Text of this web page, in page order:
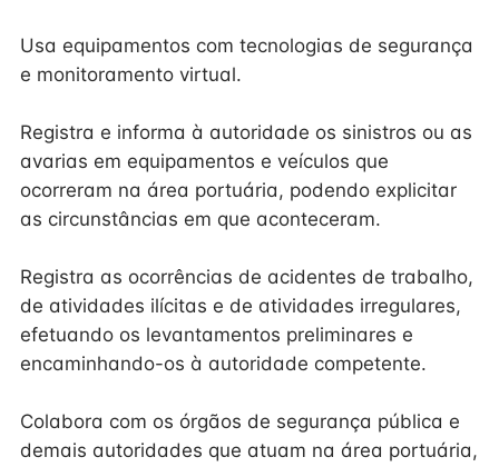
Usa equipamentos com tecnologias de segurança
e monitoramento virtual.
Registra e informa à autoridade os sinistros ou as
avarias em equipamentos e veículos que
ocorreram na área portuária, podendo explicitar
as circunstâncias em que aconteceram.
Registra as ocorrências de acidentes de trabalho,
de atividades ilícitas e de atividades irregulares,
efetuando os levantamentos preliminares e
encaminhando-os à autoridade competente.
Colabora com os órgãos de segurança pública e
demais autoridades que atuam na área portuária,